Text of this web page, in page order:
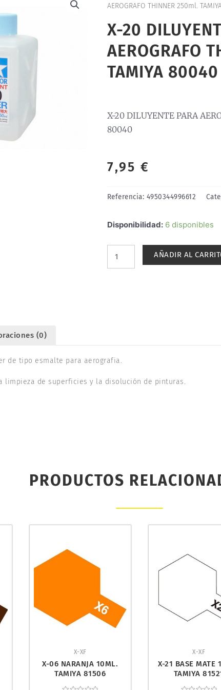
AEROGRAFO THINNER 250ml.
X-20
AEROGRAFO
TAMIYA 80040
X-20 DILUYENTE PARA
80040
7,95 €
Referencia: 4950344996612
Disponibilidad: 6 disponibles
X-
PARA
AÑADIR AL
(0)
de tipo esmalte para aerografia.
limpieza de superficies y la disolución de pinturas.
PRODUCTOS
X-XF
X-06 NARANJA 10ML.
TAMIYA 81506
X-XF
X-21 BASE MATE
TAMIYA